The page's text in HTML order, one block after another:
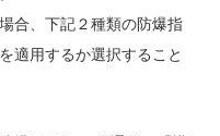
合、下記２種類の防爆指
適用するか選択すること